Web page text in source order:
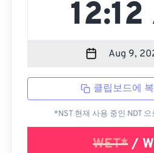
클립보드에
*NST 현재 사용 중인 NDT
WET* /